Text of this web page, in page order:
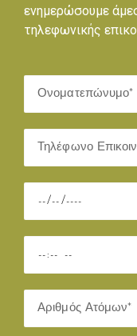
ενημερώσουμε
τηλεφωνικής